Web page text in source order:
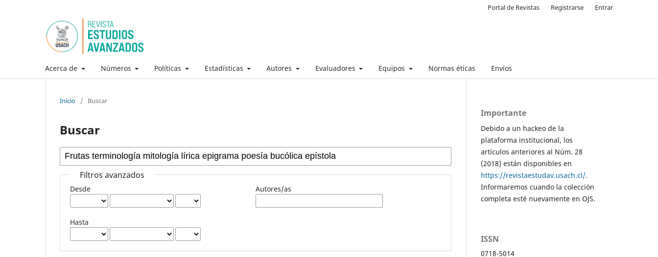
Acerca de Números Políticas Estadísticas Autores Evaluadores Equipos Normas éticas Envíos
Portal de Revistas Registrarse Entrar
Inicio / Buscar
Buscar
Filtros avanzados
Desde
Hasta
Autores/as
Importante
Debido a un hackeo de la
plataforma institucional, los
artículos anteriores al Núm. 28
(2018) están disponibles en
https://revistaestudav.usach.cl/.
Informaremos cuando la colección
completa esté nuevamente en OJS.
ISSN
0718-5014